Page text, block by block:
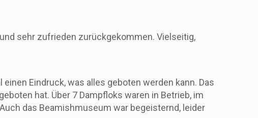
sehr zufrieden zurückgekommen. Vielseitig,
Eindruck, was alles geboten werden kann. Das
hat. Über 7 Dampfloks waren in Betrieb, im
das Beamishmuseum war begeisternd, leider